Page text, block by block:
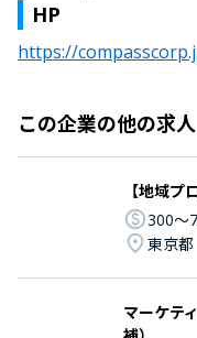
HP
https://
この企業の他の求人
【地域
300〜
東京都
マーケテ